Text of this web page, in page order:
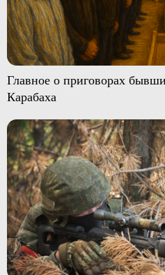
Главное о приговорах
Карабаха